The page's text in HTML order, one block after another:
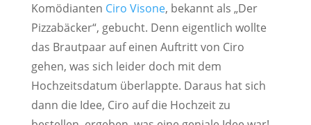
Komödianten Ciro Visone, bekannt als „Der
Pizzabäcker“, gebucht. Denn eigentlich wollte
das Brautpaar auf einen Auftritt von Ciro
gehen, was sich leider doch mit dem
Hochzeitsdatum überlappte. Daraus hat sich
dann die Idee, Ciro auf die Hochzeit zu